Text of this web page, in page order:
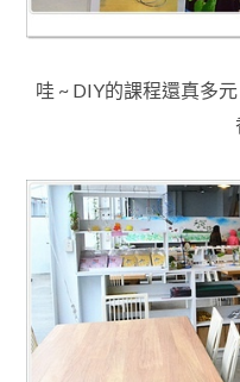
哇 ~ DIY的課程還真多